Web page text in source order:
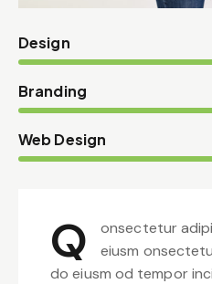
Design
Branding
Web Design
Q
onsectetur
eiusm
do eiusm od tempor